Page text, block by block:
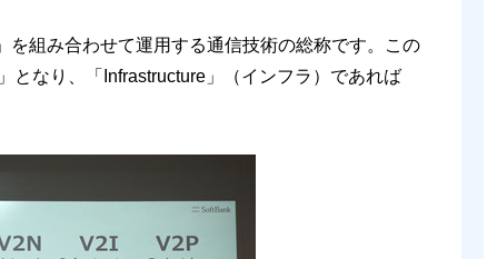
組み合わせて運用する通信技術の総称です。この
となり、「Infrastructure」（インフラ）であれば